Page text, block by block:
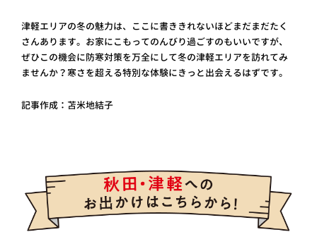
津軽エリアの冬の魅力は、ここに書ききれないほどまだまだたく
さんあります。お家にこもってのんびり過ごすのもいいですが、
ぜひこの機会に防寒対策を万全にして冬の津軽エリアを訪れてみ
ませんか？寒さを超える特別な体験にきっと出会えるはずです。
記事作成：苫米地結子